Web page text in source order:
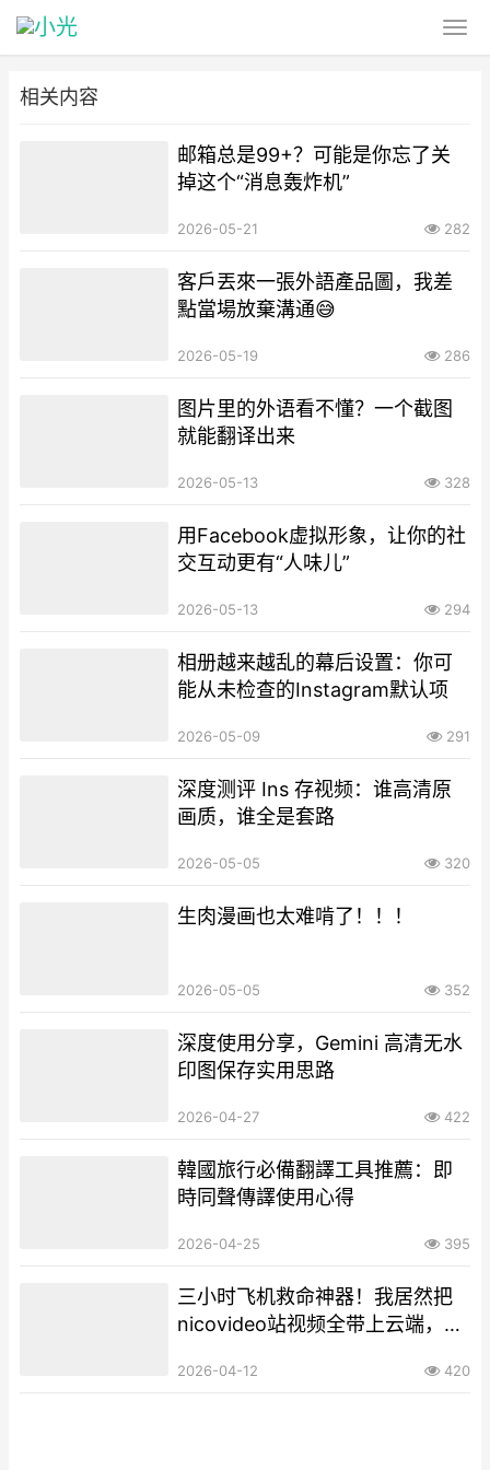
相关内容
邮箱总是99+？可能是你忘了关
掉这个“消息轰炸机”
2026-05-21 282
客戶丟來一張外語產品圖，我差
點當場放棄溝通😅
2026-05-19 286
图片里的外语看不懂？一个截图
就能翻译出来
2026-05-13 328
用Facebook虚拟形象，让你的社
交互动更有“人味儿”
2026-05-13 294
相册越来越乱的幕后设置：你可
能从未检查的Instagram默认项
2026-05-09 291
深度测评 Ins 存视频：谁高清原
画质，谁全是套路
2026-05-05 320
生肉漫画也太难啃了！！！
2026-05-05 352
深度使用分享，Gemini 高清无水
印图保存实用思路
2026-04-27 422
韓國旅行必備翻譯工具推薦：即
時同聲傳譯使用心得
2026-04-25 395
三小时飞机救命神器！我居然把
nicovideo站视频全带上云端，这
2026-04-12 420